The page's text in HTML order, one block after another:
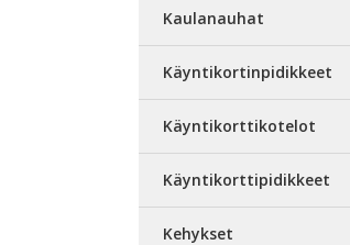
Kaulanauhat
Käyntikortinpidikkeet
Käyntikorttikotelot
Käyntikorttipidikkeet
Kehykset